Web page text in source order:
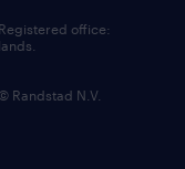
office:
Randstad N.V.